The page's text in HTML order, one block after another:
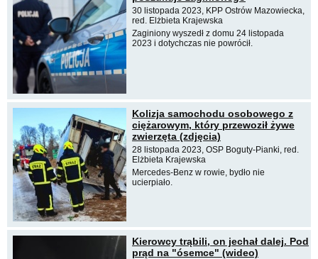
30 listopada 2023, KPP Ostrów Mazowiecka,
red. Elżbieta Krajewska
Zaginiony wyszedł z domu 24 listopada
2023 i dotychczas nie powrócił.
Kolizja samochodu osobowego z
ciężarowym, który przewoził żywe
zwierzęta (zdjęcia)
28 listopada 2023, OSP Boguty-Pianki, red.
Elżbieta Krajewska
Mercedes-Benz w rowie, bydło nie
ucierpiało.
Kierowcy trąbili, on jechał dalej. Pod
prąd na "ósemce" (wideo)